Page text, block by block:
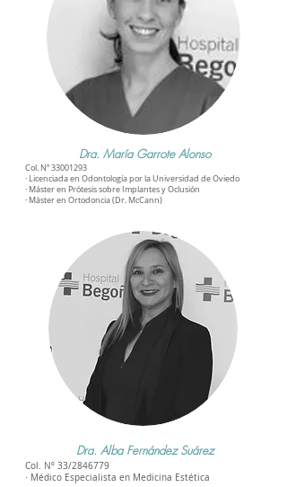
Dra. María Garrote Alonso
Col. Nº33001293
· Licenciada en Odontología por la Universidad de Oviedo
· Máster en Prótesis sobre Implantes y Oclusión
· Máster en Ortodoncia (Dr. McCann)
Dra. Alba Fernández Suárez
Col. Nº 33/2846779
· Médico Especialista en Medicina Estética